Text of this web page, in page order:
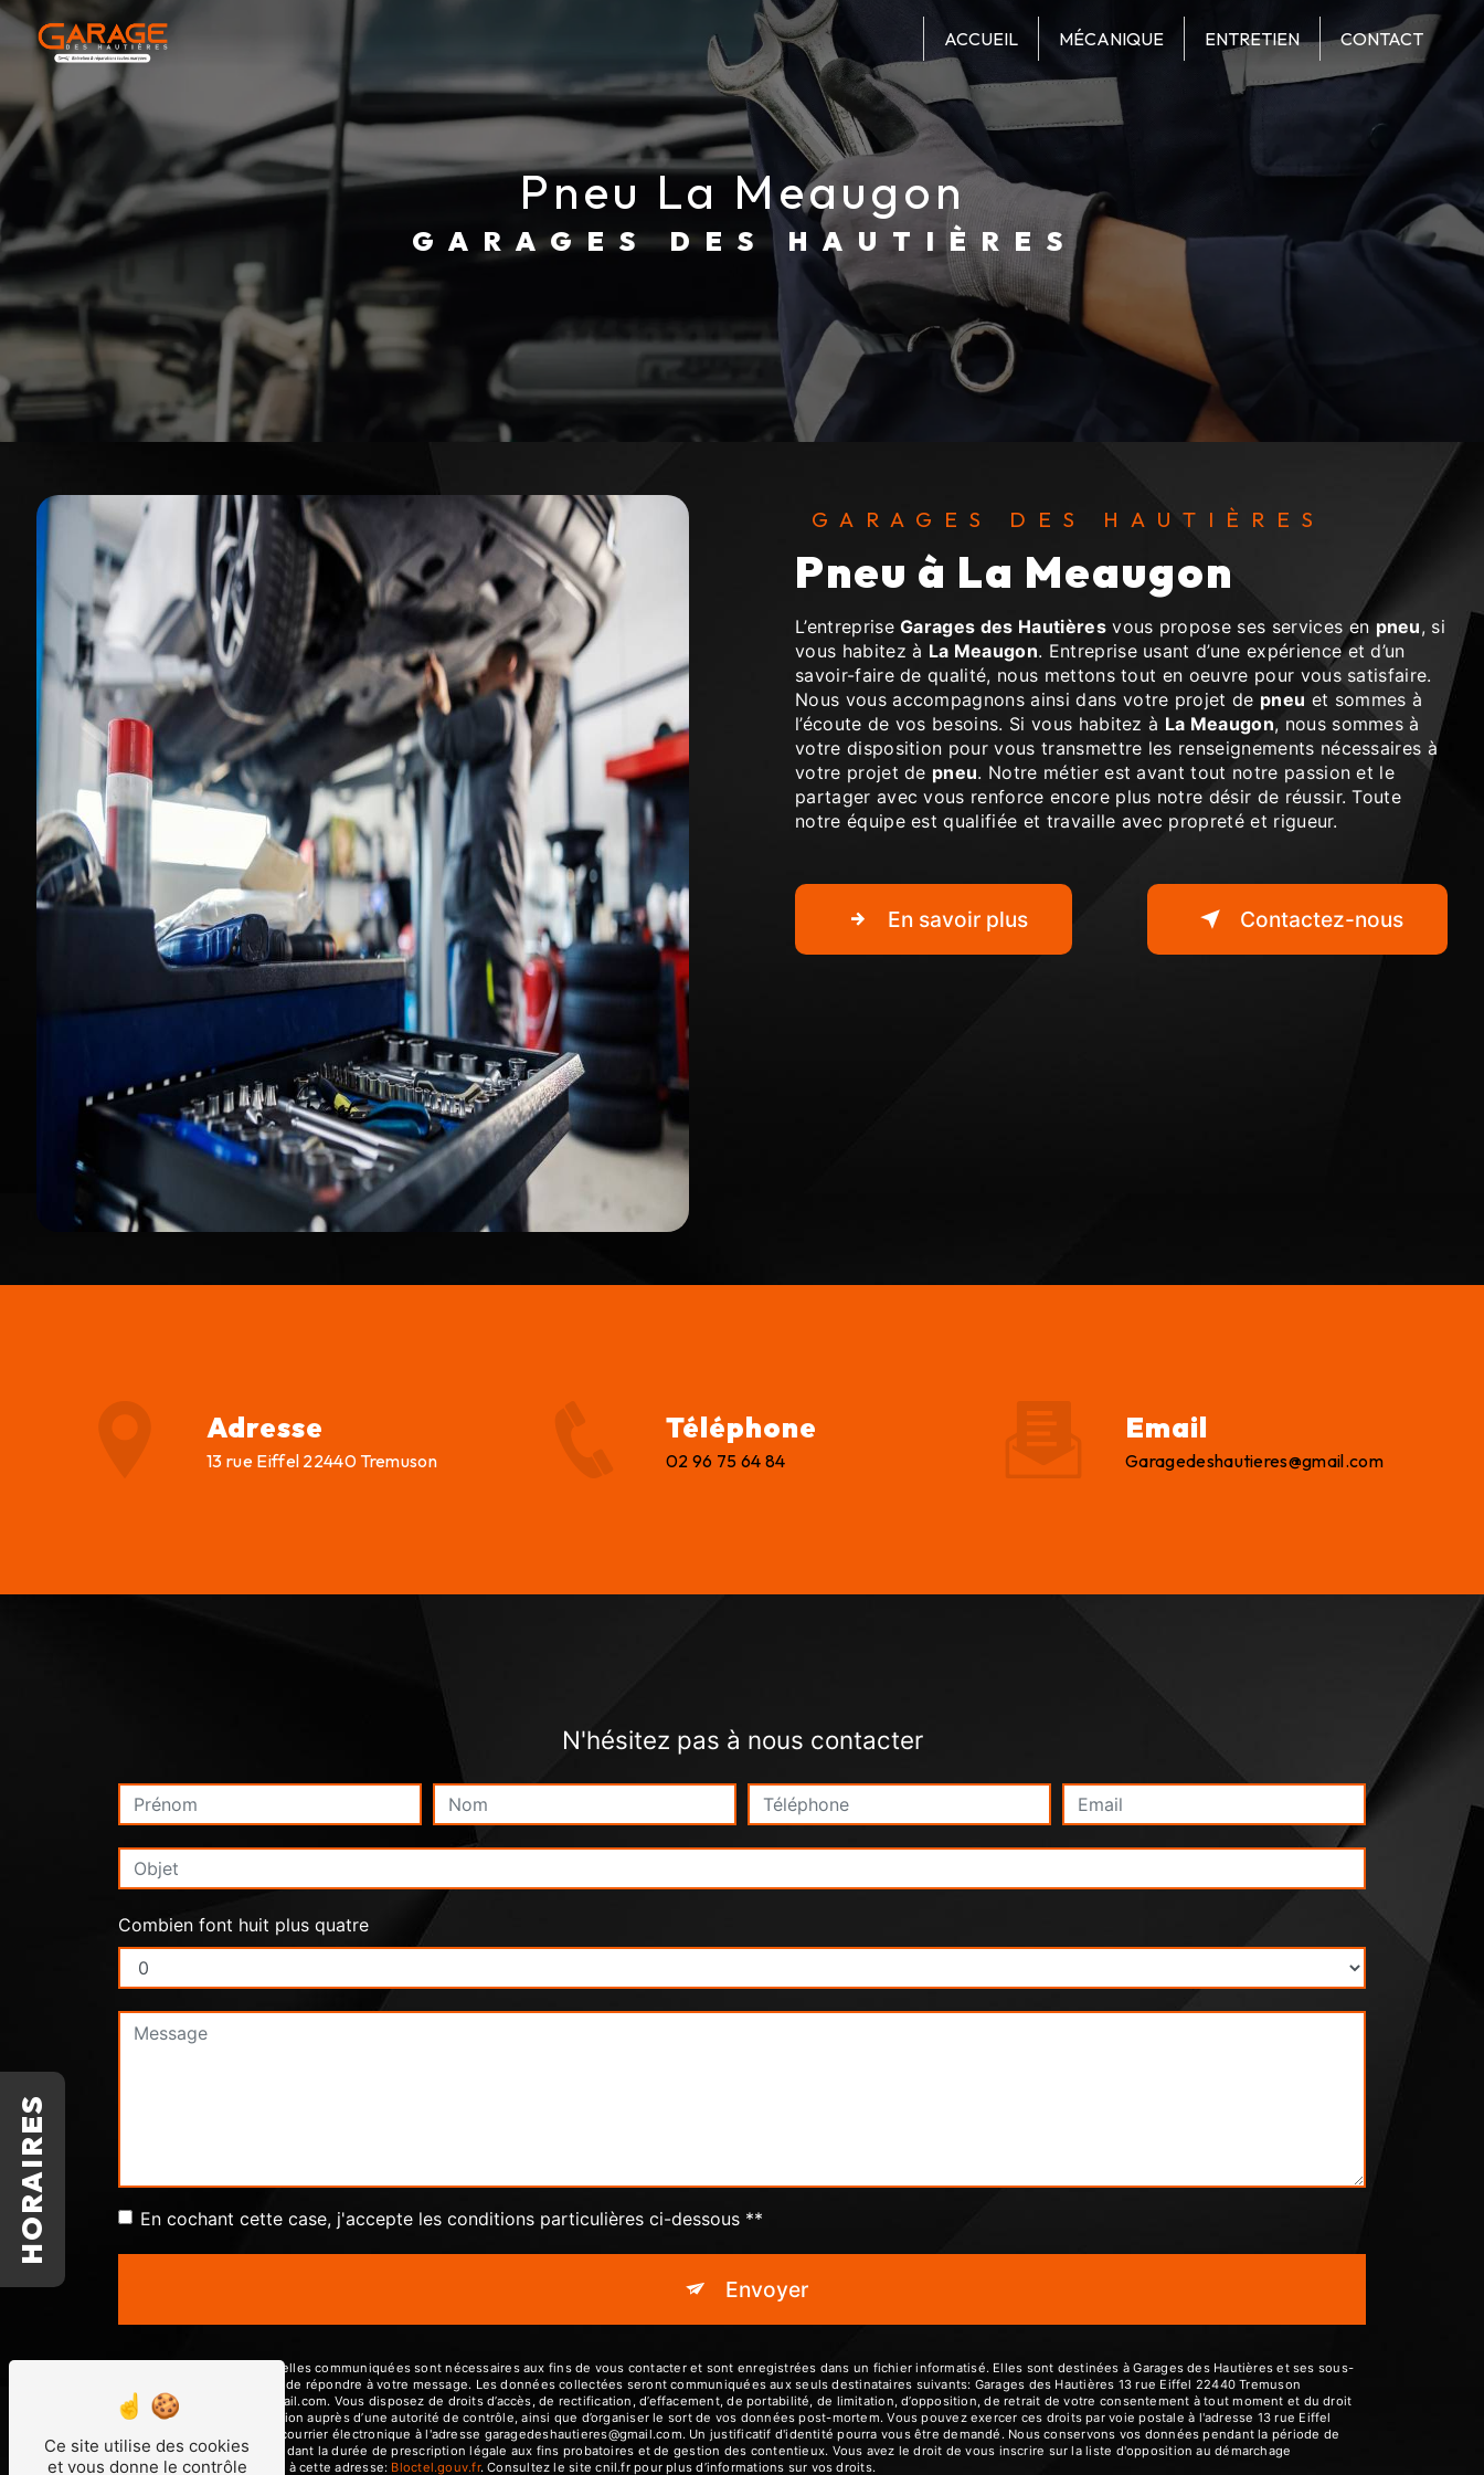
ACCUEIL MÉCANIQUE ENTRETIEN CONTACT
pneu La Meaugon
GARAGES DES HAUTIÈRES
GARAGES DES HAUTIÈRES
pneu à La Meaugon
L’entrepriseGarages des Hautièresvous propose ses services en pneu, si
vous habitez à La Meaugon. Entreprise usant d’une expérience et d’un
savoir-faire de qualité, nous mettons tout en oeuvre pour vous satisfaire.
Nous vous accompagnons ainsi dans votre projet de pneu et sommes à
l’écoute de vos besoins. Si vous habitez à La Meaugon, nous sommes à
votre disposition pour vous transmettre les renseignements nécessaires à
votre projet de pneu. Notre métier est avant tout notre passion et le
partager avec vous renforce encore plus notre désir de réussir. Toute
notre équipe est qualifiée et travaille avec propreté et rigueur.
En savoir plus Contactez-nous
Adresse
13 rue Eiffel 22440 Tremuson
Téléphone
02 96 75 64 84
Email
garagedeshautieres@gmail.com
N'hésitez pas à nous contacter
Combien font huit plus quatre
En cochant cette case, j'accepte les conditions particulières ci-dessous **
Envoyer
** Les données personnelles communiquées sont nécessaires aux fins de vous contacter et sont enregistrées dans un fichier informatisé. Elles sont destinées à Garages des Hautières et ses sous-
traitants dans le seul but de répondre à votre message. Les données collectées seront communiquées aux seuls destinataires suivants: Garages des Hautières 13 rue Eiffel 22440 Tremuson
garagedeshautieres@gmail.com. Vous disposez de droits d’accès, de rectification, d’effacement, de portabilité, de limitation, d’opposition, de retrait de votre consentement à tout moment et du droit
d’introduire une réclamation auprès d’une autorité de contrôle, ainsi que d’organiser le sort de vos données post-mortem. Vous pouvez exercer ces droits par voie postale à l'adresse 13 rue Eiffel
22440 Tremuson ou par courrier électronique à l'adresse garagedeshautieres@gmail.com. Un justificatif d'identité pourra vous être demandé. Nous conservons vos données pendant la période de
prise de contact puis pendant la durée de prescription légale aux fins probatoires et de gestion des contentieux. Vous avez le droit de vous inscrire sur la liste d'opposition au démarchage
téléphonique, disponible à cette adresse:
Bloctel.gouv.fr. Consultez le site cnil.fr pour plus d’informations sur vos droits.
HORAIRES
Panneau de gestion des cookies
Ce site utilise des cookies
et vous donne le contrôle